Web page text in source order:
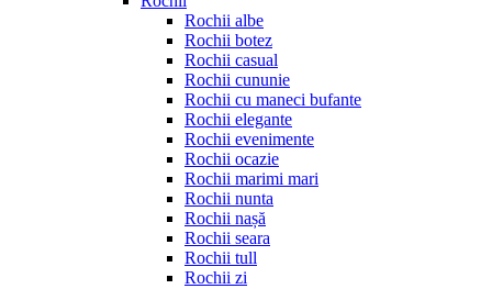
Rochii albe
Rochii botez
Rochii casual
Rochii cununie
Rochii cu maneci bufante
Rochii elegante
Rochii evenimente
Rochii ocazie
Rochii marimi mari
Rochii nunta
Rochii nașă
Rochii seara
Rochii tull
Rochii zi